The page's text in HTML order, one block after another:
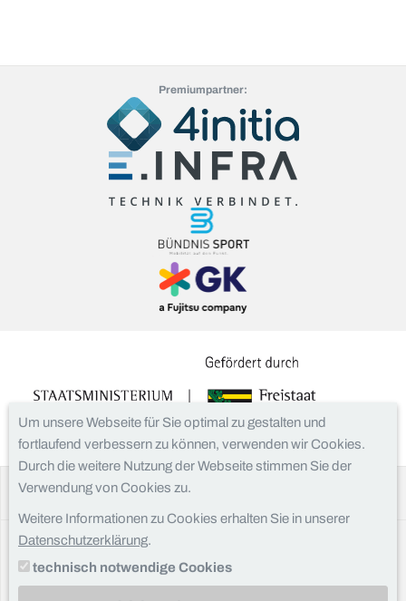
Premiumpartner:
Facebook
Impressum
Um unsere Webseite für Sie optimal zu gestalten und
fortlaufend verbessern zu können, verwenden wir Cookies.
Durch die weitere Nutzung der Webseite stimmen Sie der
Verwendung von Cookies zu.
Weitere Informationen zu Cookies erhalten Sie in unserer
Datenschutzerklärung.
technisch notwendige Cookies